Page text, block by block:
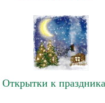
Открытки к